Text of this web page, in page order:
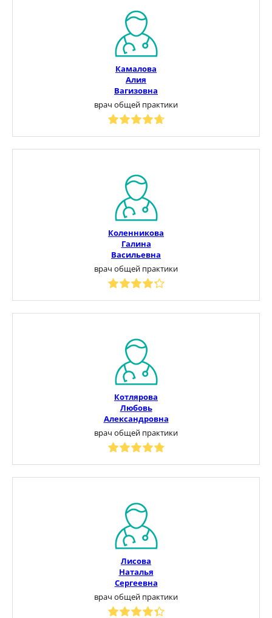
Камалова
Алия
Вагизовна
врач общей практики
Коленникова
Галина
Васильевна
врач общей практики
Котлярова
Любовь
Александровна
врач общей практики
Лисова
Наталья
Сергеевна
врач общей практики